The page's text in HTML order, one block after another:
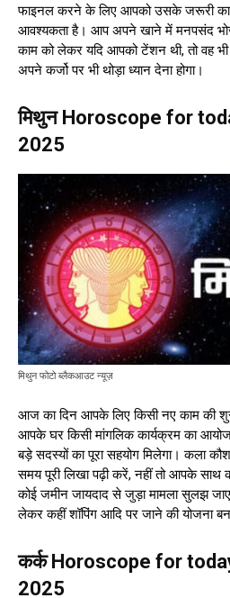
फाइनल करने के लिए आपको उसके जरूरी
आवश्यकता है। आप अपने खाने में मनपसंद
काम को लेकर यदि आपको टेंशन थी, तो वह
अपने कर्जो पर भी थोड़ा ध्यान देना होगा।
मिथुन Horoscope for
2025
मिथुन फोटो ब्लैकआउट न्यूज़
आज का दिन आपके लिए किसी नए काम की
आपके घर किसी मांगलिक कार्यक्रम का
बड़े सदस्यों का पूरा सहयोग मिलेगा। कला
समय पूरी लिखा पढ़ी करें, नहीं तो आपके साथ
कोई जमीन जायदाद से जुड़ा मामला सुलझ
लेकर कहीं शॉपिंग आदि पर जाने की योजना
कर्क Horoscope for
2025